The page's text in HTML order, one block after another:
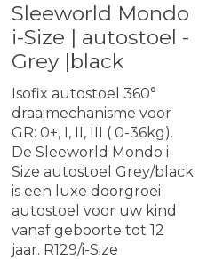
Sleeworld Mondo
i-Size | autostoel -
Grey |black
Isofix autostoel 360°
draaimechanisme voor
GR: 0+, I, II, III ( 0-36kg).
De Sleeworld Mondo i-
Size autostoel Grey/black
is een luxe doorgroei
autostoel voor uw kind
vanaf geboorte tot 12
jaar. R129/i-Size